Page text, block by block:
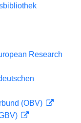
Research
(OBV)